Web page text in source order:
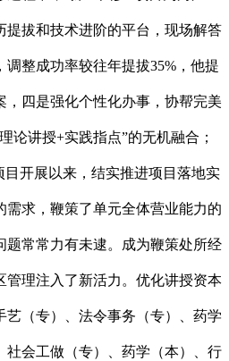
提拔和技术进阶的平台，现场解答
整成功率较往年提拔35%，他提
，四是强化个性化办事，协帮完美
论讲授+实践指点”的无机融合；
目开展以来，结实推进项目落地实
需求，鞭策了单元全体营业能力的
题常常力有未逮。成为鞭策处所经
管理注入了新活力。优化讲授资本
艺（专）、法令事务（专）、药学
社会工做（专）、药学（本）、行